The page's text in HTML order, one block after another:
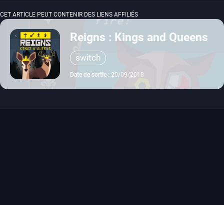
CET ARTICLE PEUT CONTENIR DES LIENS AFFILIÉS
Reigns : Kings and Queens
switch
Date de sortie : 20/09/2018